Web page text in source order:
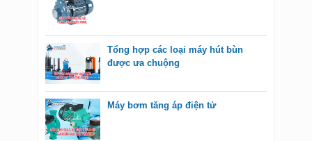
Tổng hợp các loại máy hút bùn
được ưa chuộng
Máy bơm tăng áp điện tử